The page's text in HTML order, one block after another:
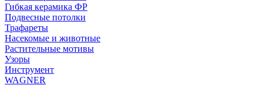
Гибкая керамика ФР
Подвесные потолки
Трафареты
Насекомые и животные
Растительные мотивы
Узоры
Инструмент
WAGNER